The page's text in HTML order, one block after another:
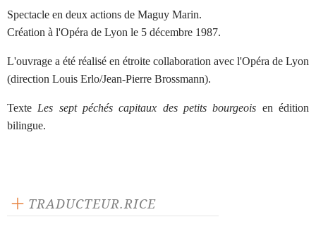
Spectacle en deux actions de Maguy Marin.
Création à l'Opéra de Lyon le 5 décembre 1987.
L'ouvrage a été réalisé en étroite collaboration avec l'Opéra de Lyon
(direction Louis Erlo/Jean-Pierre Brossmann).
Texte Les sept péchés capitaux des petits bourgeois en édition
bilingue.
TRADUCTEUR.RICE